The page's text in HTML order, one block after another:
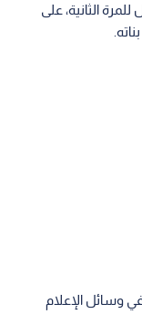
الثانية، على
وسائل الإعلام